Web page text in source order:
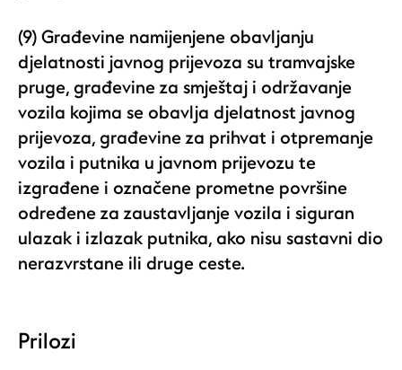
(9) Građevine namijenjene obavljanju
djelatnosti javnog prijevoza su tramvajske
pruge, građevine za smještaj i održavanje
vozila kojima se obavlja djelatnost javnog
prijevoza, građevine za prihvat i otpremanje
vozila i putnika u javnom prijevozu te
izgrađene i označene prometne površine
određene za zaustavljanje vozila i siguran
ulazak i izlazak putnika, ako nisu sastavni dio
nerazvrstane ili druge ceste.
Prilozi